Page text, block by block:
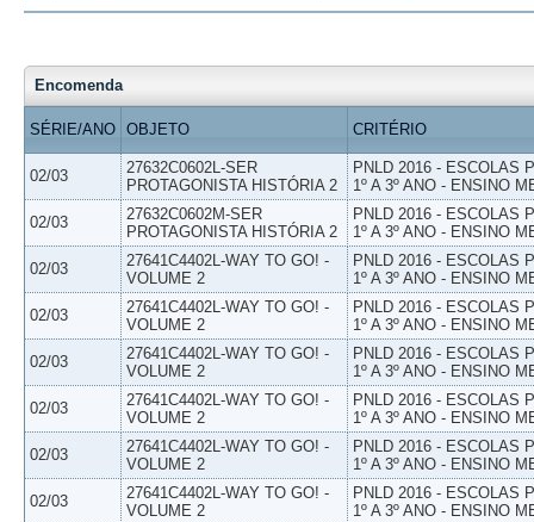
Encomenda
SÉRIE/ANO OBJETO CRITÉRIO
02/03
27632C0602L-SER
PROTAGONISTA HISTÓRIA 2
PNLD 2016 - ESCOLAS
1º A 3º ANO - ENSINO
02/03
27632C0602M-SER
PROTAGONISTA HISTÓRIA 2
PNLD 2016 - ESCOLAS
1º A 3º ANO - ENSINO
02/03
27641C4402L-WAY TO GO! -
VOLUME 2
PNLD 2016 - ESCOLAS
1º A 3º ANO - ENSINO
02/03
27641C4402L-WAY TO GO! -
VOLUME 2
PNLD 2016 - ESCOLAS
1º A 3º ANO - ENSINO
02/03
27641C4402L-WAY TO GO! -
VOLUME 2
PNLD 2016 - ESCOLAS
1º A 3º ANO - ENSINO
02/03
27641C4402L-WAY TO GO! -
VOLUME 2
PNLD 2016 - ESCOLAS
1º A 3º ANO - ENSINO
02/03
27641C4402L-WAY TO GO! -
VOLUME 2
PNLD 2016 - ESCOLAS
1º A 3º ANO - ENSINO
02/03
27641C4402L-WAY TO GO! -
VOLUME 2
PNLD 2016 - ESCOLAS
1º A 3º ANO - ENSINO